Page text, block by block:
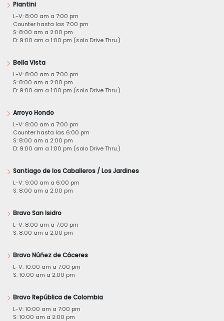
Piantini
L-V: 8:00 am a 7:00 pm
Counter hasta las 7:00 pm
S: 8:00 am a 2:00 pm
D: 9:00 am a 1:00 pm (solo Drive Thru.)
Bella Vista
L-V: 8:00 am a 7:00 pm
S: 8:00 am a 2:00 pm
D: 9:00 am a 1:00 pm (solo Drive Thru.)
Arroyo Hondo
L-V: 8:00 am a 7:00 pm
Counter hasta las 6:00 pm
S: 8:00 am a 2:00 pm
D: 9:00 am a 1:00 pm (solo Drive Thru.)
Santiago de los Caballeros / Los Jardines
L-V: 9:00 am a 6:00 pm
S: 8:00 am a 2:00 pm
Bravo San Isidro
L-V: 8:00 am a 7:00 pm
S: 8:00 am a 2:00 pm
Bravo Núñez de Cáceres
L-V: 10:00 am a 7:00 pm
S: 10:00 am a 2:00 pm
Bravo República de Colombia
L-V: 10:00 am a 7:00 pm
S: 10:00 am a 2:00 pm